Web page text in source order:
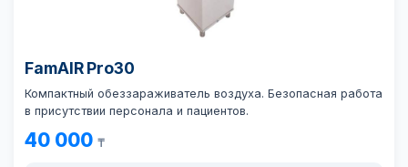
FamAIR Pro30
Компактный обеззараживатель воздуха. Безопасная работа
в присутствии персонала и пациентов.
40 000 ₸